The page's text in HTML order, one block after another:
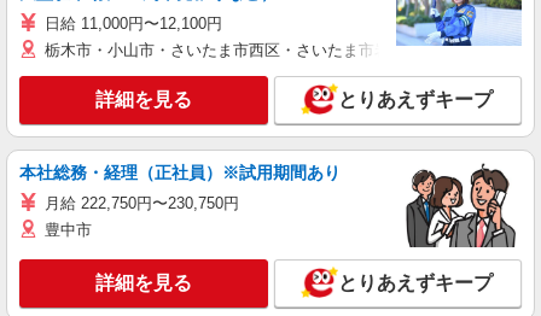
日給 11,000円〜12,100円
栃木市・小山市・さいたま市西区・さいたま市岩槻区・久喜市・蓮田
詳細を見る とりあえずキープ
本社総務・経理（正社員）※試用期間あり
月給 222,750円〜230,750円
豊中市
詳細を見る とりあえずキープ